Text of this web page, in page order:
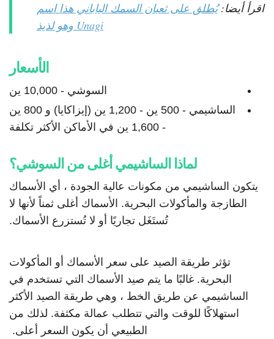
اقرأ أيضا:يُطلق على ثعبان السمك الياباني هذا اسم
Unagi وهو لذيذ
الأسعار
السوشي - 10,000 ين
الساشيمي - 500 ين - 1,200 ين (إيزاكايا) و 800 ين
- 1,600 ين في الأماكن الأكثر تكلفة
لماذا الساشيمي أغلى من السوشي؟
يتكون الساشيمي من مكونات عالية الجودة ، أي الأسماك
الطازجة والمأكولات البحرية. الأسماك أغلى ثمناً لأنها لا
تُستَغَل تجاريًا أو لا تُستزرع الأسماك.
تؤثر طريقة الصيد على سعر الأسماك أو المأكولات
البحرية. غالبًا ما يتم صيد الأسماك التي تستخدم في
الساشيمي عن طريق الخط ، وهي طريقة الصيد الأكثر
استهلاكًا للوقت والتي تتطلب عمالة مكثفة. لذلك من
الطبيعي أن يكون السعر أعلى.